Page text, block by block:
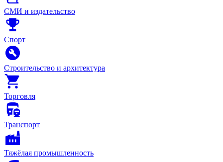
СМИ и издательство
Спорт
Строительство и архитектура
Торговля
Транспорт
Тяжёлая промышленность